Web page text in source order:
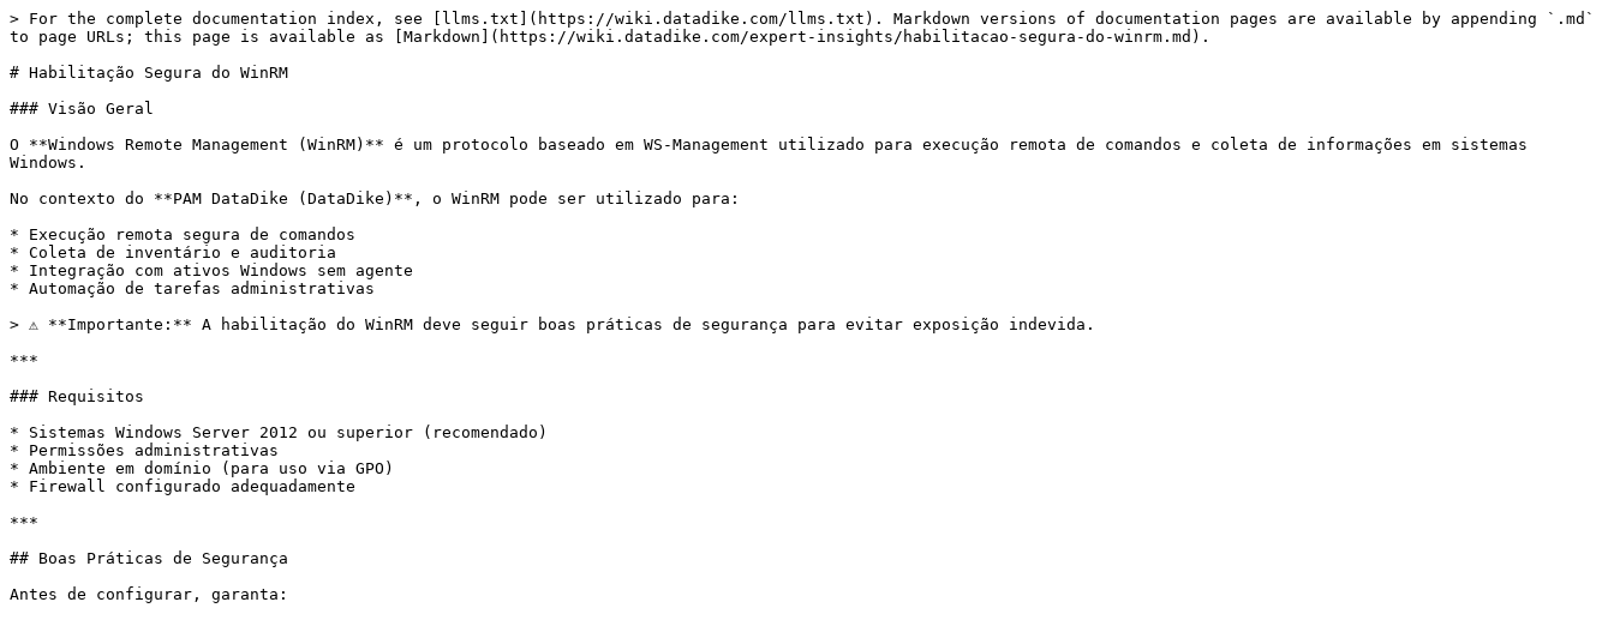
> For the complete documentation index, see [llms.txt](https://wiki.datadike.com/llms.txt). Markdown versions of documentation pages are available by appending `.md`
to page URLs; this page is available as [Markdown](https://wiki.datadike.com/expert-insights/habilitacao-segura-do-winrm.md).
# Habilitação Segura do WinRM
### Visão Geral
O **Windows Remote Management (WinRM)** é um protocolo baseado em WS-Management utilizado para execução remota de comandos e coleta de informações em sistemas
Windows.
No contexto do **PAM DataDike (DataDike)**, o WinRM pode ser utilizado para:
* Execução remota segura de comandos
* Coleta de inventário e auditoria
* Integração com ativos Windows sem agente
* Automação de tarefas administrativas
> ⚠️ **Importante:** A habilitação do WinRM deve seguir boas práticas de segurança para evitar exposição indevida.
***
### Requisitos
* Sistemas Windows Server 2012 ou superior (recomendado)
* Permissões administrativas
* Ambiente em domínio (para uso via GPO)
* Firewall configurado adequadamente
***
## Boas Práticas de Segurança
Antes de configurar, garanta: